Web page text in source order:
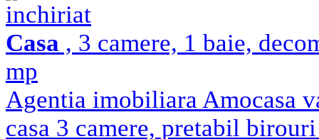
inchiriat
Casa , 3 camere, 1 baie,
mp
Agentia imobiliara Amocasa
casa 3 camere, pretabil